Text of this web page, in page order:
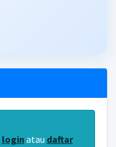
login atau daftar